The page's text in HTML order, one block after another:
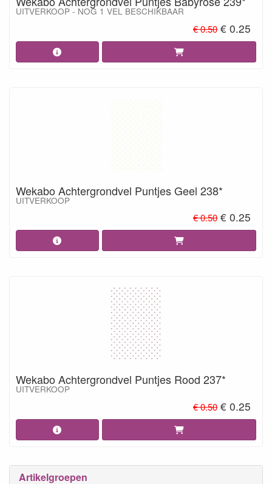
Artikelgroepen
UITVERKOOP - NOG 1 VEL BESCHIKBAAR
€ 0.50 € 0.25
Wekabo Achtergrondvel Puntjes Geel 238*
UITVERKOOP
€ 0.50 € 0.25
Wekabo Achtergrondvel Puntjes Rood 237*
UITVERKOOP
€ 0.50 € 0.25